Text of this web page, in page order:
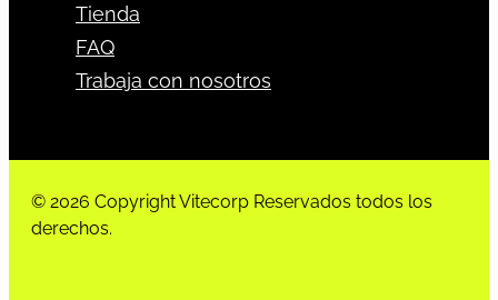
Tienda
FAQ
Trabaja con nosotros
© 2026 Copyright Vitecorp Reservados todos los
derechos.